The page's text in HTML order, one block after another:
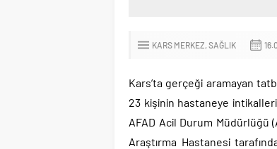
KARS MERKEZ SAĞLIK
Kars’ta gerçeği aramayan
23 kişinin hastaneye
AFAD Acil Durum Müdürlüğü
Araştırma Hastanesi